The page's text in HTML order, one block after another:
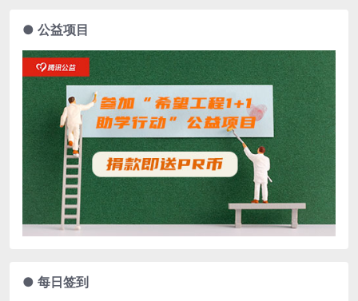
● 公益项目
● 每日签到